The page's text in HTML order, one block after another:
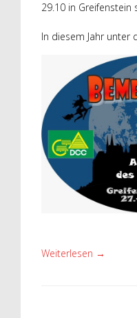
29.10 in Greifenstein
In diesem Jahr unter
Weiterlesen →